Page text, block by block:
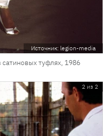
Источник: legion-media
туфлях, 1986
2 из 2